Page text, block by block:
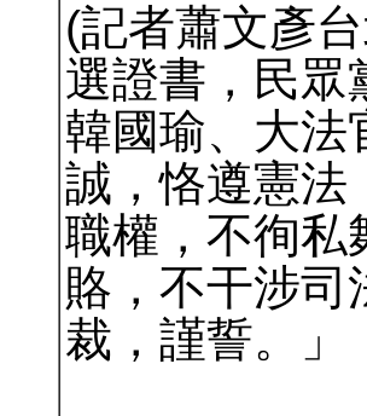
(記者蕭文彥
選證書，民眾
韓國瑜、大法
誠，恪遵憲法
職權，不徇私
賂，不干涉司
裁，謹誓。」